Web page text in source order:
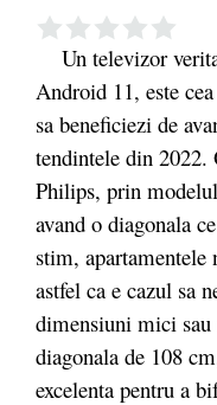
Un televizor
Android 11, este
sa beneficiezi de
tendintele din 2022.
Philips, prin
avand o diagonala
stim, apartamentele
astfel ca e cazul sa
dimensiuni mici sau
diagonala de 108
excelenta pentru a